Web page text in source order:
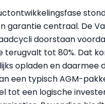
garantie centraal. De
doorstaan
tot 80%. Dat
opladen en daarmee
een typisch AGM-
tot een logische